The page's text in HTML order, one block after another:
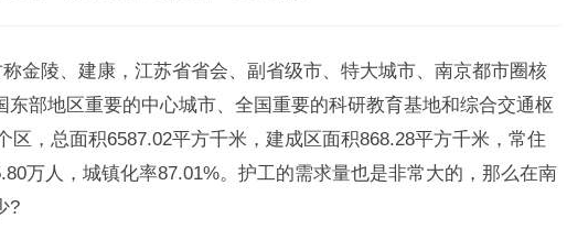
陵、建康，江苏省省会、副省级市、特大城市、南京都市圈核
东部地区重要的中心城市、全国重要的科研教育基地和综合交通枢
区，总面积6587.02平方千米，建成区面积868.28平方千米，常住
万人，城镇化率87.01%。护工的需求量也是非常大的，那么在南
?